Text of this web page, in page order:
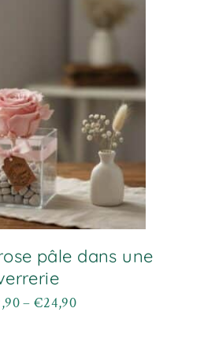
pâle dans une
–€24,90
Plage